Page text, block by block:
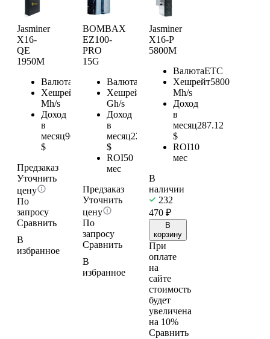
Jasminer
X16-
QE
1950M
Валюта
Хешрейт
1950
Mh/s
Доход
в
месяц96.53
$
Предзаказ
Уточнить
цену
По
запросу
Сравнить
В
избранное
BOMBAX
EZ100-
PRO
15G
Валюта
Хешрейт
Gh/s
Доход
в
месяц225.62
$
ROI50
мес
Предзаказ
Уточнить
цену
По
запросу
Сравнить
В
избранное
Jasminer
X16-P
5800M
ВалютаETC
Хешрейт5800
Mh/s
Доход
в
месяц287.12
$
ROI10
мес
В
наличии
232
470 ₽
В
корзину
При
оплате
на
сайте
стоимость
будет
увеличена
на 10%
Сравнить